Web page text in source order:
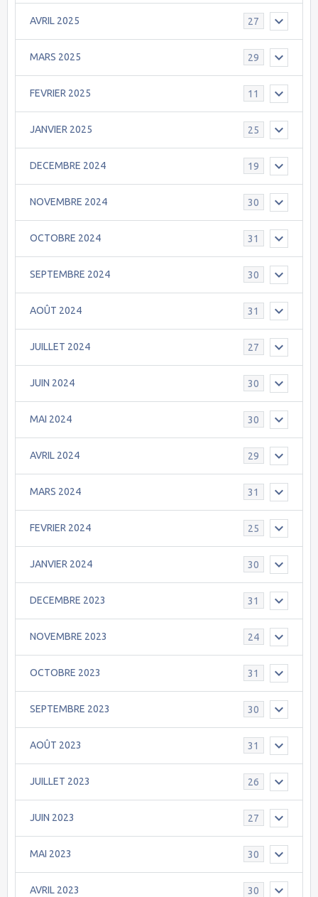
AVRIL 2025 27
MARS 2025 29
FEVRIER 2025 11
JANVIER 2025 25
DECEMBRE 2024 19
NOVEMBRE 2024 30
OCTOBRE 2024 31
SEPTEMBRE 2024 30
AOÛT 2024 31
JUILLET 2024 27
JUIN 2024 30
MAI 2024 30
AVRIL 2024 29
MARS 2024 31
FEVRIER 2024 25
JANVIER 2024 30
DECEMBRE 2023 31
NOVEMBRE 2023 24
OCTOBRE 2023 31
SEPTEMBRE 2023 30
AOÛT 2023 31
JUILLET 2023 26
JUIN 2023 27
MAI 2023 30
AVRIL 2023 30